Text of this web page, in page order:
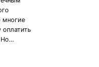
многие
оплатить
Но…